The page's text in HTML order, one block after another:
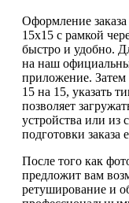
Оформление
15х15 с рамкой
быстро и удобно.
на наш
приложение. Затем
15 на 15, указать
позволяет
устройства или из
подготовки
После того как
предложит вам
ретуширование и